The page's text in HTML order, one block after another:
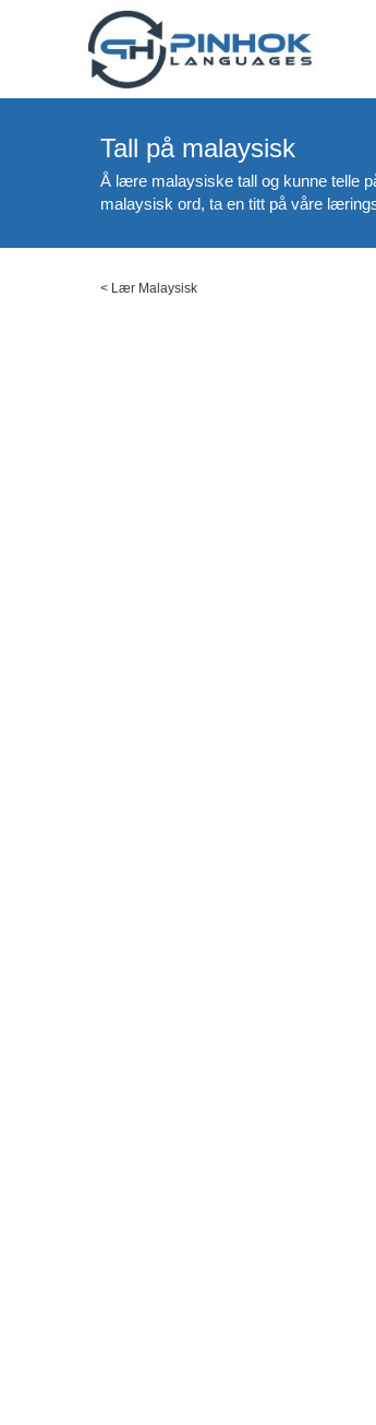
Tall på malaysisk
Å lære malaysiske tall og kunne telle
malaysisk ord, ta en titt på våre
< Lær Malaysisk